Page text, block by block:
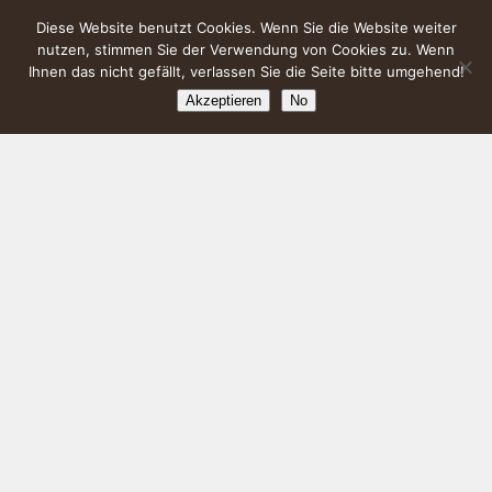
Diese Website benutzt Cookies. Wenn Sie die Website weiter
nutzen, stimmen Sie der Verwendung von Cookies zu. Wenn
Ihnen das nicht gefällt, verlassen Sie die Seite bitte umgehend!
Akzeptieren No